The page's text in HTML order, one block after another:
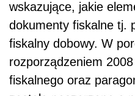
wskazujące, jakie
dokumenty fiskalne tj.
fiskalny dobowy. W
rozporządzeniem
fiskalnego oraz